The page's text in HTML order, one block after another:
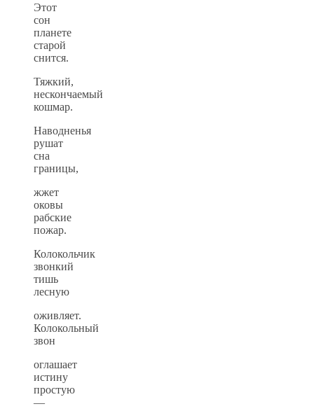
Этот
сон
планете
старой
снится.
Тяжкий,
нескончаемый
кошмар.
Наводненья
рушат
сна
границы,
жжет
оковы
рабские
пожар.
Колокольчик
звонкий
тишь
лесную
оживляет.
Колокольный
звон
оглашает
истину
простую
—